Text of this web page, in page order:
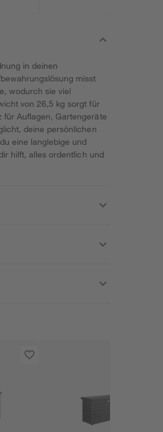
in deinen
misst
wodurch sie viel
von 26,5 kg sorgt für
für Auflagen, Gartengeräte
deine persönlichen
eine langlebige und
hilft, alles ordentlich und